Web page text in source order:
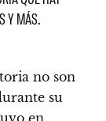
Y MÁS.
no son
su
en